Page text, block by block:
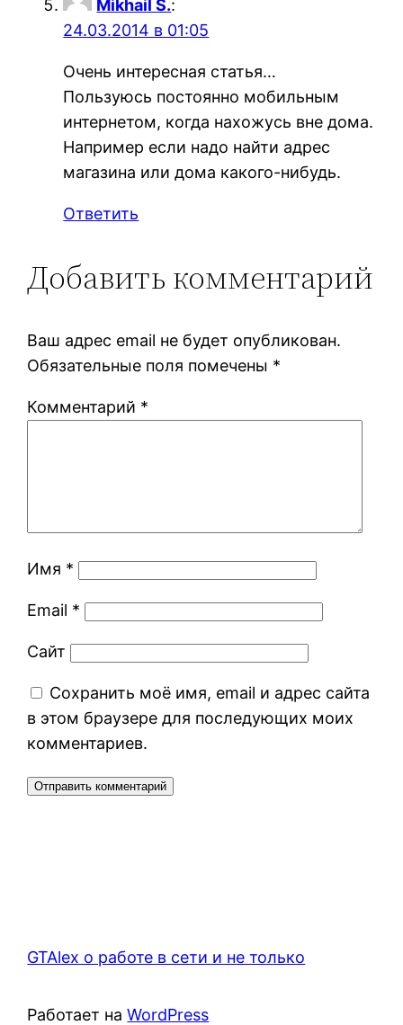
Mikhail S.:
24.03.2014 в 01:05
Очень интересная статья…
Пользуюсь постоянно мобильным
интернетом, когда нахожусь вне дома.
Например если надо найти адрес
магазина или дома какого-нибудь.
Ответить
Добавить комментарий
Ваш адрес email не будет опубликован.
Обязательные поля помечены *
Комментарий *
Имя *
Email *
Сайт
Сохранить моё имя, email и адрес сайта
в этом браузере для последующих моих
комментариев.
GTAlex о работе в сети и не только
Работает наWordPress